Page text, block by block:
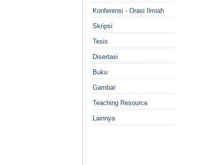
Konferensi - Orasi Ilmiah
Skripsi
Tesis
Disertasi
Buku
Gambar
Teaching Resource
Lainnya